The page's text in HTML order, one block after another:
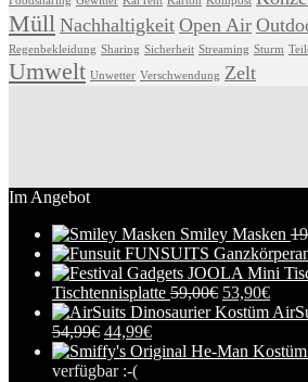
Müll Nachhaltigkeit Open Air
Regenbekleidung Sharing Sicherheit Streaming Sturm
Umwelt Unwetter Verschwendung Zelt
Im Angebot
Smiley Masken
FUNSUITS
Tischtennisplatte 59,00€ 53,90€
54,99€ 44,99€
verfügbar :-(